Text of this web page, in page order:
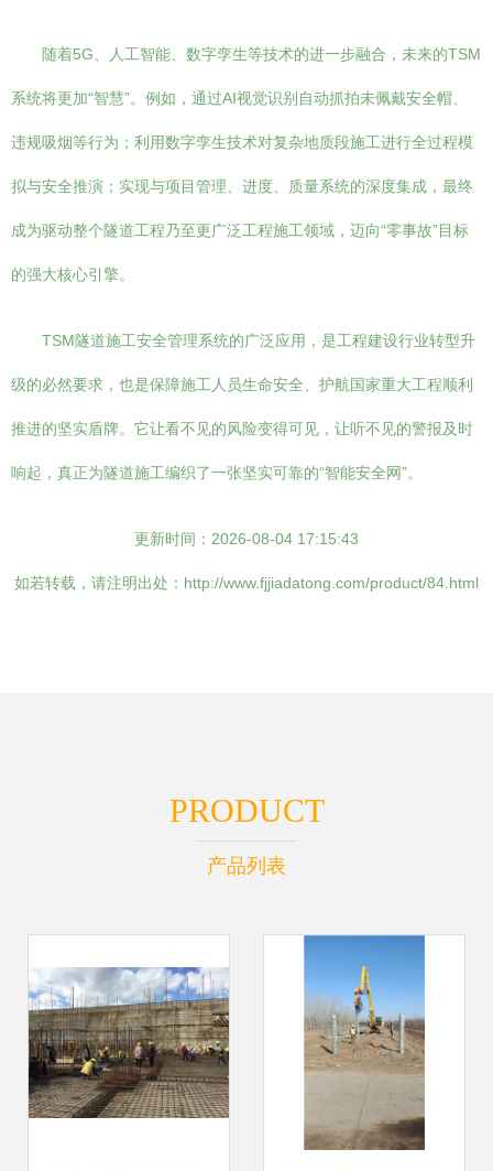
随着5G、人工智能、数字孪生等技术的进一步融合，未来的TSM
系统将更加“智慧”。例如，通过AI视觉识别自动抓拍未佩戴安全帽、
违规吸烟等行为；利用数字孪生技术对复杂地质段施工进行全过程模
拟与安全推演；实现与项目管理、进度、质量系统的深度集成，最终
成为驱动整个隧道工程乃至更广泛工程施工领域，迈向“零事故”目标
的强大核心引擎。
TSM隧道施工安全管理系统的广泛应用，是工程建设行业转型升
级的必然要求，也是保障施工人员生命安全、护航国家重大工程顺利
推进的坚实盾牌。它让看不见的风险变得可见，让听不见的警报及时
响起，真正为隧道施工编织了一张坚实可靠的“智能安全网”。
更新时间：2026-08-04 17:15:43
如若转载，请注明出处：http://www.fjjiadatong.com/product/84.html
PRODUCT
产品列表